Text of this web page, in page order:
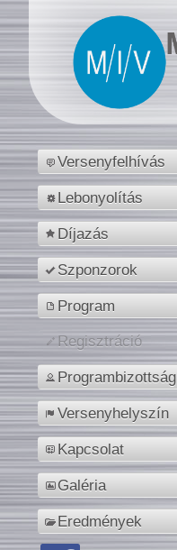
Versenyfelhívás
Lebonyolítás
Díjazás
Szponzorok
Program
Regisztráció
Programbizottság
Versenyhelyszín
Kapcsolat
Galéria
Eredmények